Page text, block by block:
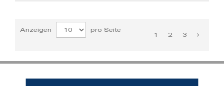
Anzeigen
pro Seite
1
2 3